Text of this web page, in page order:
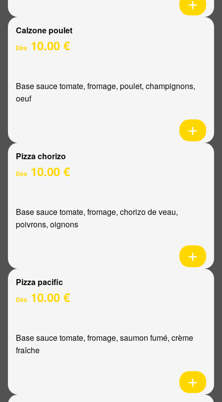
Calzone poulet
Dès 10.00 €
Base sauce tomate, fromage, poulet, champignons,
oeuf
Pizza chorizo
Dès 10.00 €
Base sauce tomate, fromage, chorizo de veau,
poivrons, oignons
Pizza pacific
Dès 10.00 €
Base sauce tomate, fromage, saumon fumé, crème
fraîche